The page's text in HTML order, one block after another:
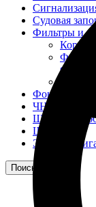
Судовая
Фильтры и
ФГС
Фонари
ЧН 25/34
Шкода 6S-
Шкода-275
Поиск